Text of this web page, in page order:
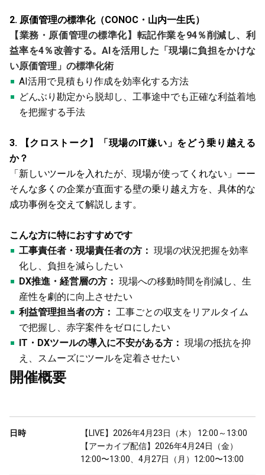
2. 原価管理の標準化（CONOC・山内一生氏）
【業務・原価管理の標準化】転記作業を94％削減し、利
益率を4％改善する。AIを活用した「現場に負担をかけな
い原価管理」の標準化術
AI活用で見積もり作成を効率化する方法
どんぶり勘定から脱却し、工事途中でも正確な利益着地
を把握する手法
3. 【クロストーク】「現場のIT嫌い」をどう乗り越える
か？
「新しいツールを入れたが、現場が使ってくれない」ーー
そんな多くの企業が直面する壁の乗り越え方を、具体的な
成功事例を交えて解説します。
こんな方に特におすすめです
工事責任者・現場責任者の方： 現場の状況把握を効率
化し、負担を減らしたい
DX推進・経営層の方： 現場への移動時間を削減し、生
産性を劇的に向上させたい
利益管理担当者の方： 工事ごとの収支をリアルタイム
で把握し、赤字案件をゼロにしたい
IT・DXツールの導入に不安がある方： 現場の抵抗を抑
え、スムーズにツールを定着させたい
開催概要
日時
【LIVE】2026年4月23日（木） 12:00～13:00
【アーカイブ配信】2026年4月24日（金）
12:00〜13:00、4月27日（月）12:00〜13:00